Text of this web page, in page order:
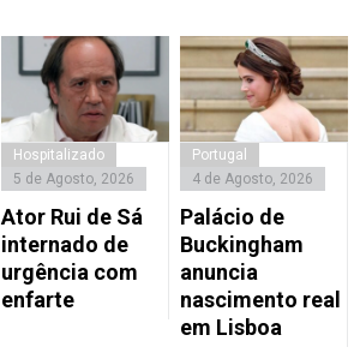
Hospitalizado
5 de Agosto, 2026
Ator Rui de Sá
internado de
urgência com
enfarte
Portugal
4 de Agosto, 2026
Palácio de
Buckingham
anuncia
nascimento real
em Lisboa